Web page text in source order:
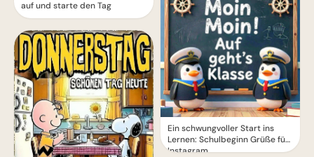
auf und starte den Tag
Ein schwungvoller Start ins
Lernen: Schulbeginn Grüße für
Instagram